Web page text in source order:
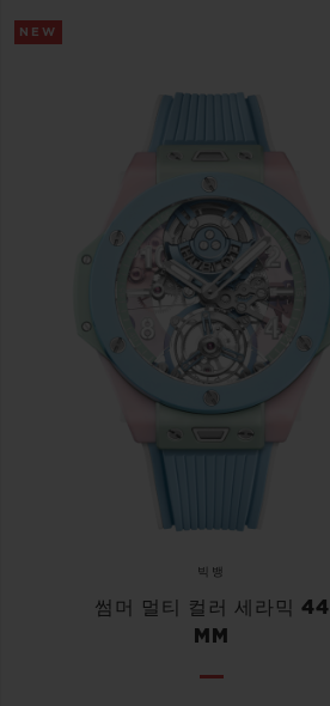
NEW
빅뱅
썸머 멀티 컬러 세라믹 44
MM